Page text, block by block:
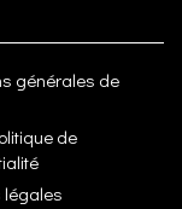
générales de
de
légales